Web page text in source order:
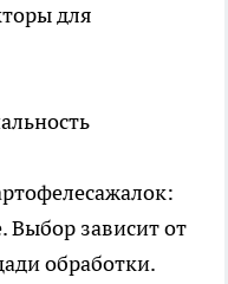
для
зависит от
обработки.